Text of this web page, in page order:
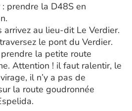
prendre la D48S en
arrivez au lieu-dit Le Verdier.
le pont du Verdier.
la petite route
Attention ! il faut ralentir, le
il n’y a pas de
la route goudronnée